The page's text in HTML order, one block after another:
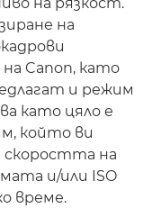
на
Canon, като
и режим
като цяло е
който ви
скоростта на
и/или ISO
време.